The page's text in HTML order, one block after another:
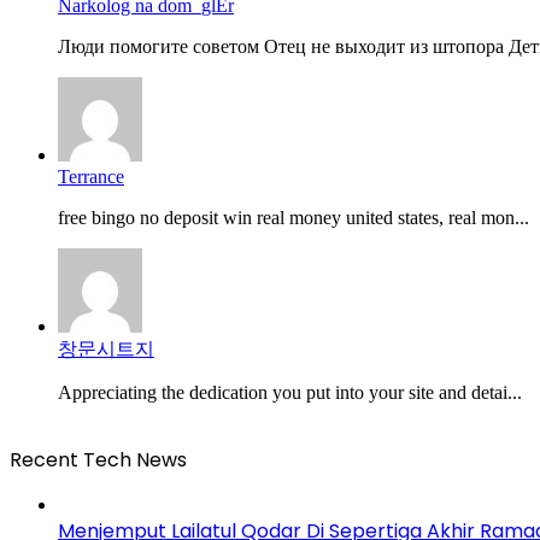
Narkolog na dom_glEr
Люди помогите советом Отец не выходит из штопора
Terrance
free bingo no deposit win real money united states, real mon...
창문시트지
Appreciating the dedication you put into your site and detai...
Recent Tech News
Menjemput Lailatul Qodar Di Sepertiga Akhir